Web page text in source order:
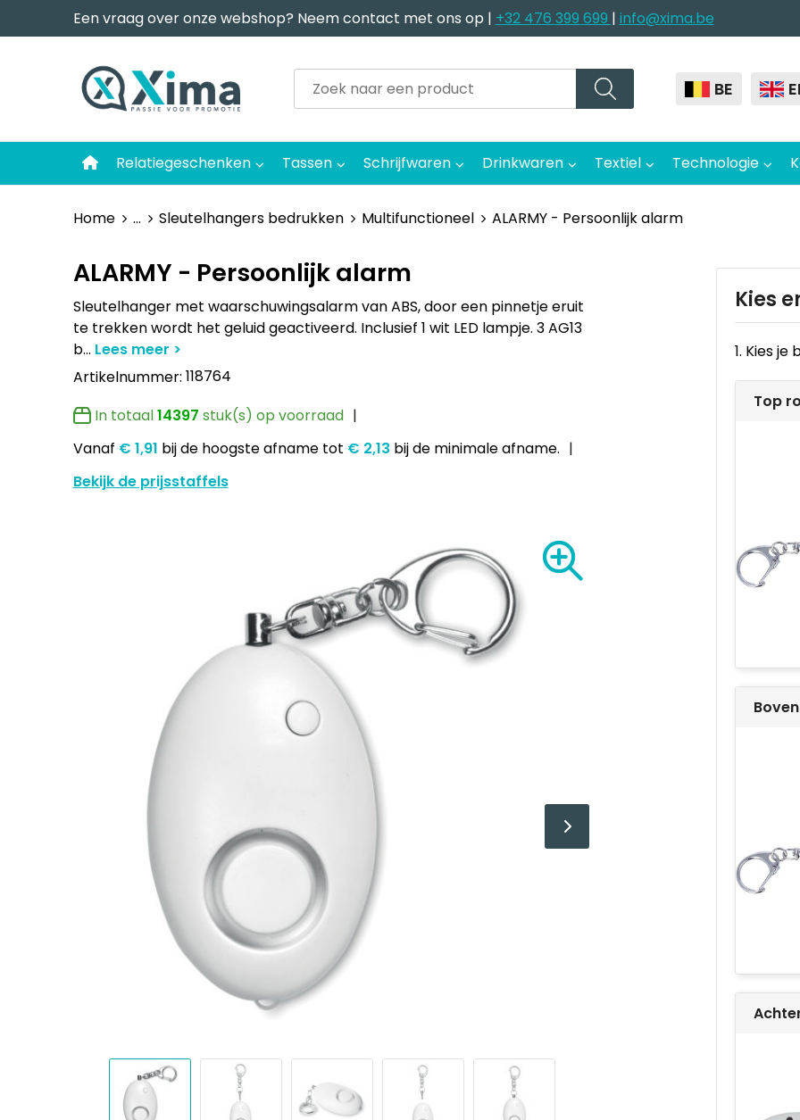
Een vraag over onze webshop? Neem contact met ons op | +32 476 399 699 | info@xima.be
BE
Relatiegeschenken Tassen Schrijfwaren Drinkwaren Textiel Technologie
Home ... Sleutelhangers bedrukken Multifunctioneel ALARMY - Persoonlijk alarm
ALARMY - Persoonlijk alarm
Sleutelhanger met waarschuwingsalarm van ABS, door een pinnetje eruit
te trekken wordt het geluid geactiveerd. Inclusief 1 wit LED lampje. 3 AG13
b...
Artikelnummer: 118764
In totaal14397 stuk(s) op voorraad
Vanaf € 1,91 bij de hoogste afnametot € 2,13 bij de minimale afname.
Bekijk de prijsstaffels
Kies
1. Kies je
Top